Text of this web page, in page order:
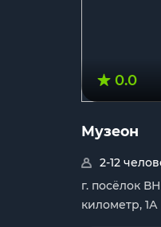
0.0
Музеон
2-12
г. посёлок
километр, 1А